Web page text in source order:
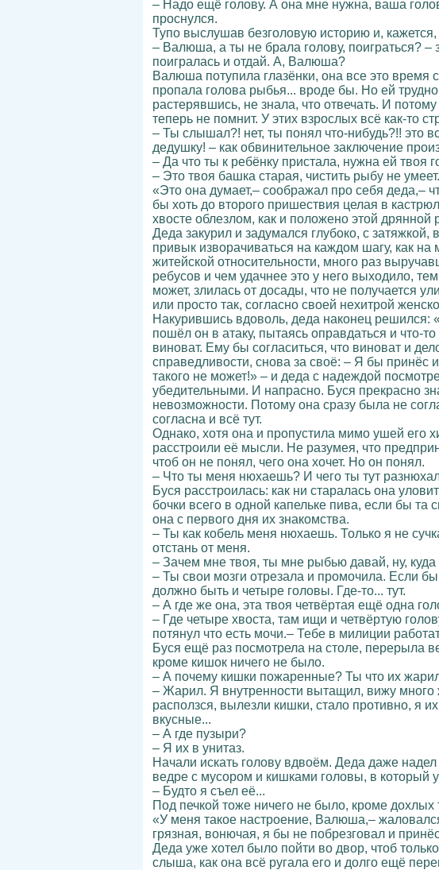
– Надо ещё голову. А она мне нужна, ваша
проснулся.
Тупо выслушав безголовую историю и,
– Валюша, а ты не брала голову, поиграться? –
поигралась и отдай. А, Валюша?
Валюша потупила глазёнки, она все это время
пропала голова рыбья... вроде бы. Но ей
растерявшись, не знала, что отвечать. И
теперь не помнит. У этих взрослых всё как-то
– Ты слышал?! нет, ты понял что-нибудь?!! это
дедушку! – как обвинительное заключение
– Да что ты к ребёнку пристала, нужна ей
– Это твоя башка старая, чистить рыбу не
«Это она думает,– соображал про себя деда,–
бы хоть до второго пришествия целая в
хвосте облезлом, как и положено этой
Деда закурил и задумался глубоко, с
привык изворачиваться на каждом шагу, как
житейской относительности, много раз
ребусов и чем удачнее это у него выходило,
может, злилась от досады, что не получается
или просто так, согласно своей нехитрой
Накурившись вдоволь, деда наконец решился:
пошёл он в атаку, пытаясь оправдаться и что-
виноват. Ему бы согласиться, что виноват и
справедливости, снова за своё: – Я бы принёс
такого не может!» – и деда с надеждой
убедительными. И напрасно. Буся прекрасно
невозможности. Потому она сразу была не
согласна и всё тут.
Однако, хотя она и пропустила мимо ушей его
расстроили её мысли. Не разумея, что
чтоб он не понял, чего она хочет. Но он понял.
– Что ты меня нюхаешь? И чего ты тут
Буся расстроилась: как ни старалась она
бочки всего в одной капельке пива, если бы
она с первого дня их знакомства.
– Ты как кобель меня нюхаешь. Только я не
отстань от меня.
– Зачем мне твоя, ты мне рыбью давай, ну, куда
– Ты свои мозги отрезала и промочила. Если
должно быть и четыре головы. Где-то... тут.
– А где же она, эта твоя четвёртая ещё одна
– Где четыре хвоста, там ищи и четвёртую
потянул что есть мочи.– Тебе в милиции
Буся ещё раз посмотрела на столе, перерыла
кроме кишок ничего не было.
– А почему кишки пожаренные? Ты что их
– Жарил. Я внутренности вытащил, вижу много
расползся, вылезли кишки, стало противно, я
вкусные...
– А где пузыри?
– Я их в унитаз.
Начали искать голову вдвоём. Деда даже надел
ведре с мусором и кишками головы, в который
– Будто я съел её...
Под печкой тоже ничего не было, кроме
«У меня такое настроение, Валюша,–
грязная, вонючая, я бы не побрезговал и
Деда уже хотел было пойти во двор, чтоб
слыша, как она всё ругала его и долго ещё